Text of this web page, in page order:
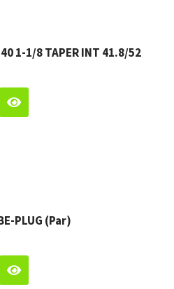
1-1/8 TAPER INT 41.8/52
PLUG (par)